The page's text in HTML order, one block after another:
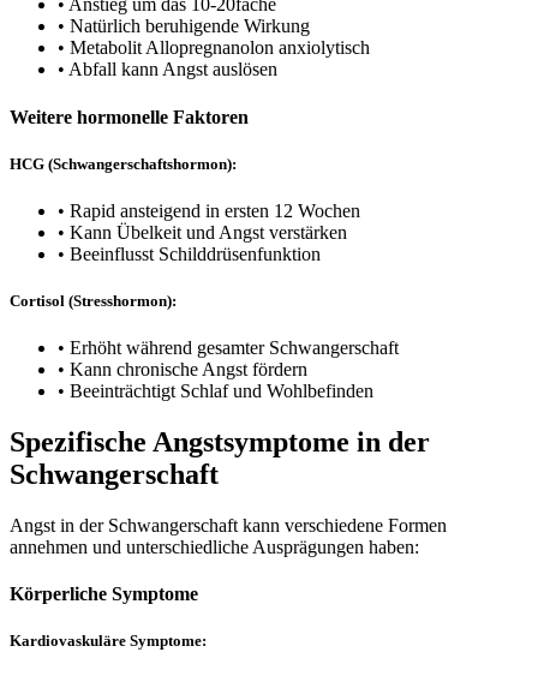
• Anstieg um das 10-20fache
• Natürlich beruhigende Wirkung
• Metabolit Allopregnanolon anxiolytisch
• Abfall kann Angst auslösen
Weitere hormonelle Faktoren
HCG (Schwangerschaftshormon):
• Rapid ansteigend in ersten 12 Wochen
• Kann Übelkeit und Angst verstärken
• Beeinflusst Schilddrüsenfunktion
Cortisol (Stresshormon):
• Erhöht während gesamter Schwangerschaft
• Kann chronische Angst fördern
• Beeinträchtigt Schlaf und Wohlbefinden
Spezifische Angstsymptome in der
Schwangerschaft
Angst in der Schwangerschaft kann verschiedene Formen
annehmen und unterschiedliche Ausprägungen haben:
Körperliche Symptome
Kardiovaskuläre Symptome: